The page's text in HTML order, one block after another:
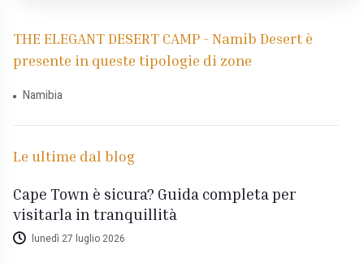
THE ELEGANT DESERT CAMP - Namib Desert è
presente in queste tipologie di zone
Namibia
Le ultime dal blog
Cape Town è sicura? Guida completa per
visitarla in tranquillità
lunedì 27 luglio 2026